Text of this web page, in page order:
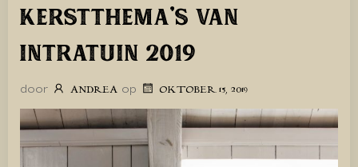
KERSTTHEMA’S VAN
INTRATUIN 2019
door ANDREA op OKTOBER 15, 2019